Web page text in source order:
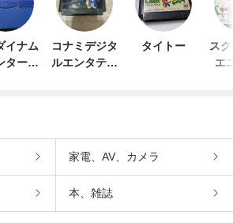
イナム
ターテ
コナミデジタ
ルエンタテイ
タイトー
ス
エ
家電、AV、カメラ
本、雑誌